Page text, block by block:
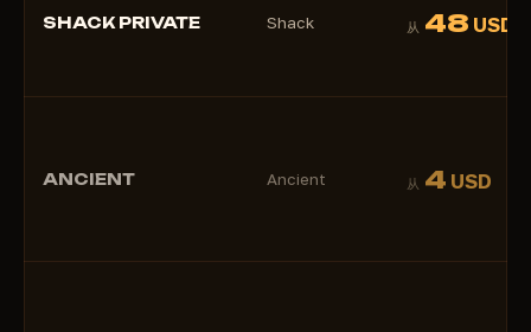
SHACK PRIVATE Shack 从 48 USD
ANCIENT Ancient 从 4 USD